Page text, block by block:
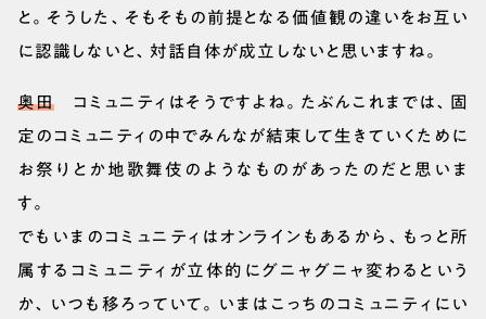
と。そうした、そもそもの前提となる価値観の違いをお互い
に認識しないと、対話自体が成立しないと思いますね。
奥田 コミュニティはそうですよね。たぶんこれまでは、固
定のコミュニティの中でみんなが結束して生きていくために
お祭りとか地歌舞伎のようなものがあったのだと思いま
す。
でもいまのコミュニティはオンラインもあるから、もっと所
属するコミュニティが立体的にグニャグニャ変わるという
か、いつも移ろっていて。いまはこっちのコミュニティにい